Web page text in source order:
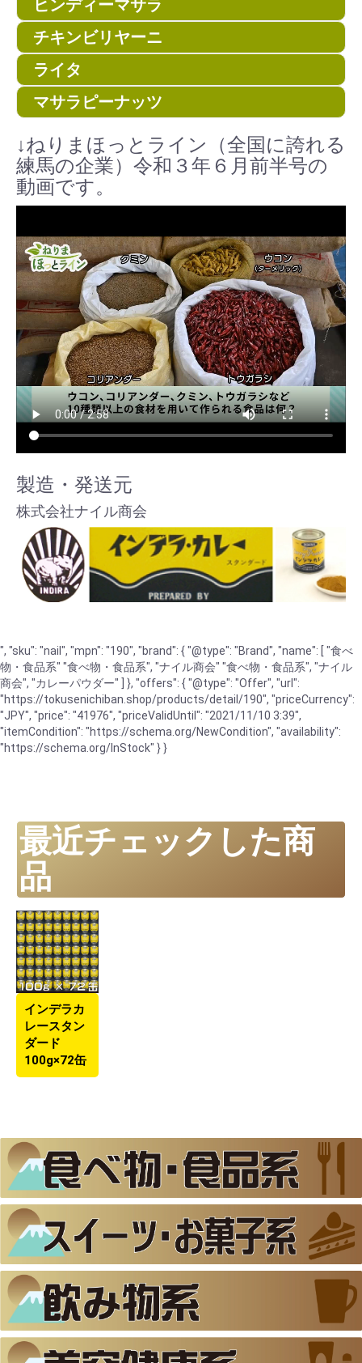
ヒンディーマサラ
チキンビリヤーニ
ライタ
マサラピーナッツ
↓ねりまほっとライン（全国に誇れる
練馬の企業）令和３年６月前半号の
動画です。
製造・発送元
株式会社ナイル商会
", "sku": "nail", "mpn": "190", "brand": { "@type": "Brand", "name": [ "食べ
物・食品系" "食べ物・食品系", "ナイル商会" "食べ物・食品系", "ナイル
商会", "カレーパウダー" ] }, "offers": { "@type": "Offer", "url":
"https://tokusenichiban.shop/products/detail/190", "priceCurrency":
"JPY", "price": "41976", "priceValidUntil": "2021/11/10 3:39",
"itemCondition": "https://schema.org/NewCondition", "availability":
"https://schema.org/InStock" } }
最近チェックした商
品
インデラカ
レースタン
ダード
100g×72缶